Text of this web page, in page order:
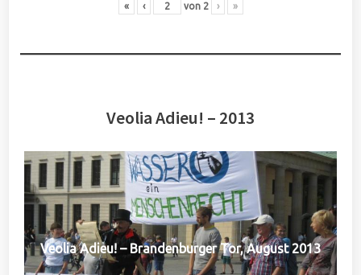
« ‹ von 2 › »
Veolia Adieu! – 2013
Veolia Adieu! – Brandenburger Tor, August 2013